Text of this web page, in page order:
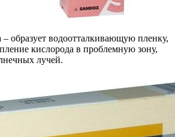
– образует водоотталкивающую пленку,
кислорода в проблемную зону,
лучей.